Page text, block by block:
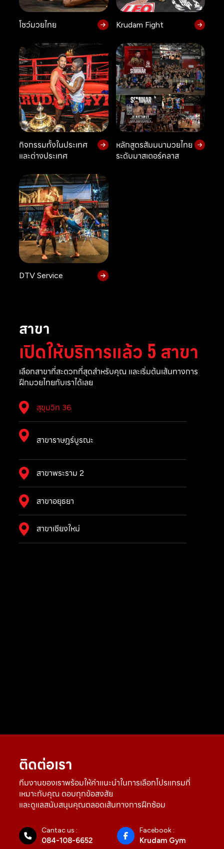
โชว์มวยไทย Krudam Fight
กิจกรรมทั้งในประเทศ
และต่างประเทศ
หลักสูตรสัมมนามวยไทย
ระดับมาสเตอร์คลาส
DTV Service
สาขา
เปิดให้บริการแล้ว 5 สาขา
เลือกสาขาที่สะดวกที่สุดสำหรับคุณ และเริ่มต้นเส้นทางการ
ฝึกมวยไทยกับเราได้เลย
สุขุมวิท 36
สาขาราษฎร์บูรณะ
สาขาพระราม 2
สาขาอยุธยา
สาขาเชียงใหม่
ติดต่อเรา
ทีมงานของเราพร้อมให้คำแนะนำในการเลือกโปรแกรมที่
เหมาะกับคุณ ตอบทุกข้อสงสัย
และดูแลสนับสนุนคุณตลอดเส้นทางการฝึกซ้อม
Cantac us :
084-108-6652
Facebook :
Krudam Gym